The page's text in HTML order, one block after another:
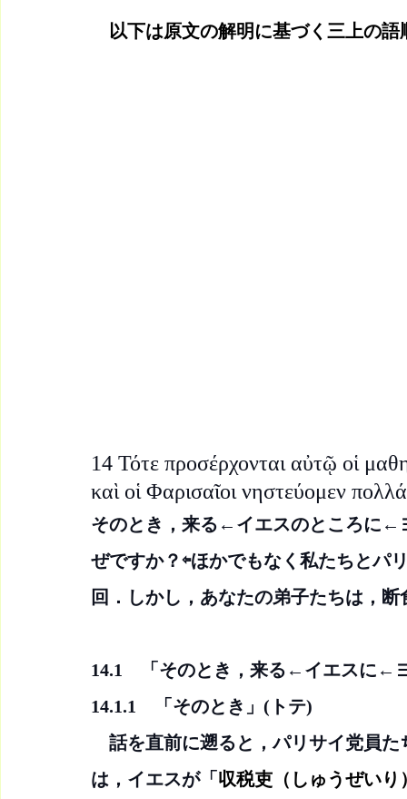
以下は原文の解明に基づく三上の語
14 Τότε προσέρχονται αὐτῷ οἱ
καὶ οἱ Φαρισαῖοι νηστεύομεν
そのとき，来る←イエスのところに←
ぜですか？⇦ほかでもなく私たちとパ
回．しかし，あなたの弟子たちは，
14.1　「そのとき，来る←イエスに←
14.1.1　「そのとき」(トテ)
話を直前に遡ると，パリサイ党員た
は，イエスが「 収税吏（しゅうぜい